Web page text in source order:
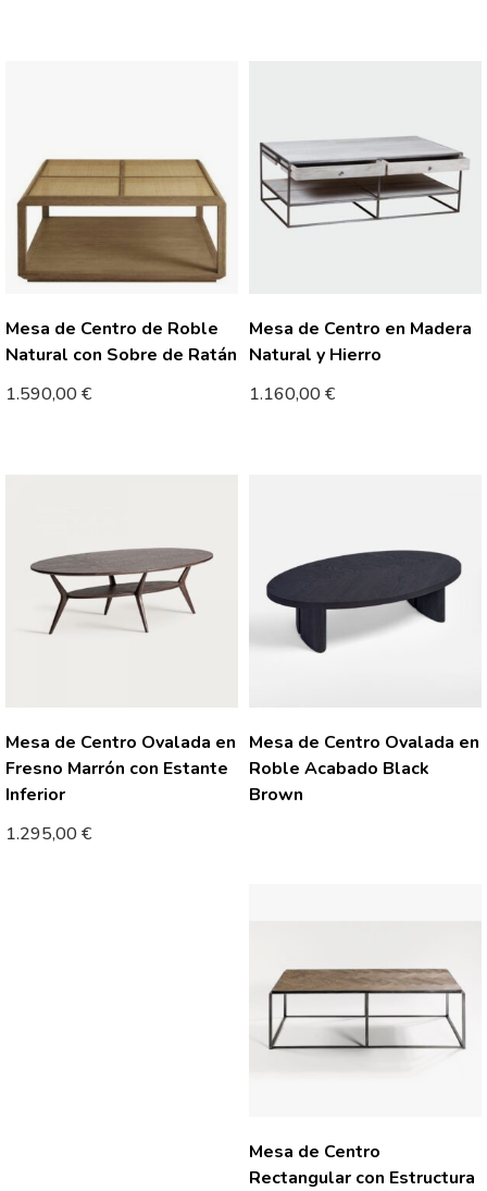
Mesa de Centro de Roble
Natural con Sobre de Ratán
1.590,00€
Mesa de Centro en Madera
Natural y Hierro
1.160,00€
Mesa de Centro Ovalada en
Fresno Marrón con Estante
Inferior
1.295,00€
Mesa de Centro Ovalada en
Roble Acabado Black
Brown
Mesa de Centro
Rectangular con Estructura